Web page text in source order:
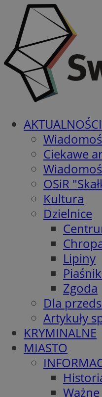
AKTUALNOŚCI
Ciekawe
OSiR
Kultura
Dzielnice
Lipiny
Zgoda
Dla
Artykuły
KRYMINALNE
MIASTO